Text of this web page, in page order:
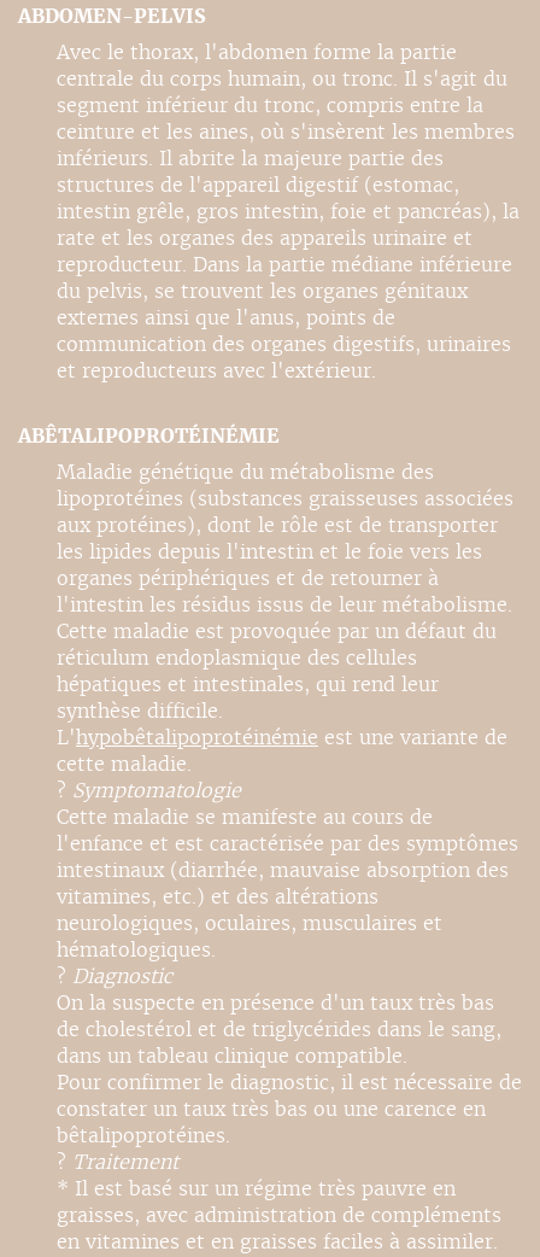
ABDOMEN-PELVIS
Avec le thorax, l'abdomen forme la partie
centrale du corps humain, ou tronc. Il s'agit du
segment inférieur du tronc, compris entre la
ceinture et les aines, où s'insèrent les membres
inférieurs. Il abrite la majeure partie des
structures de l'appareil digestif (estomac,
intestin grêle, gros intestin, foie et pancréas), la
rate et les organes des appareils urinaire et
reproducteur. Dans la partie médiane inférieure
du pelvis, se trouvent les organes génitaux
externes ainsi que l'anus, points de
communication des organes digestifs, urinaires
et reproducteurs avec l'extérieur.
ABÊTALIPOPROTÉINÉMIE
Maladie génétique du métabolisme des
lipoprotéines (substances graisseuses associées
aux protéines), dont le rôle est de transporter
les lipides depuis l'intestin et le foie vers les
organes périphériques et de retourner à
l'intestin les résidus issus de leur métabolisme.
Cette maladie est provoquée par un défaut du
réticulum endoplasmique des cellules
hépatiques et intestinales, qui rend leur
synthèse difficile.
L'hypobêtalipoprotéinémie est une variante de
cette maladie.
? Symptomatologie
Cette maladie se manifeste au cours de
l'enfance et est caractérisée par des symptômes
intestinaux (diarrhée, mauvaise absorption des
vitamines, etc.) et des altérations
neurologiques, oculaires, musculaires et
hématologiques.
? Diagnostic
On la suspecte en présence d'un taux très bas
de cholestérol et de triglycérides dans le sang,
dans un tableau clinique compatible.
Pour confirmer le diagnostic, il est nécessaire de
constater un taux très bas ou une carence en
bêtalipoprotéines.
? Traitement
* Il est basé sur un régime très pauvre en
graisses, avec administration de compléments
en vitamines et en graisses faciles à assimiler.